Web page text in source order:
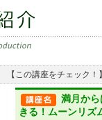
【この講座をチェック
満月か
きる！ムーンリズ